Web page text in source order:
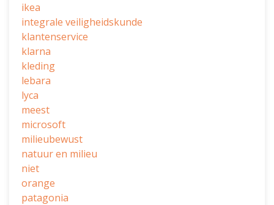
ikea
integrale veiligheidskunde
klantenservice
klarna
kleding
lebara
lyca
meest
microsoft
milieubewust
natuur en milieu
niet
orange
patagonia